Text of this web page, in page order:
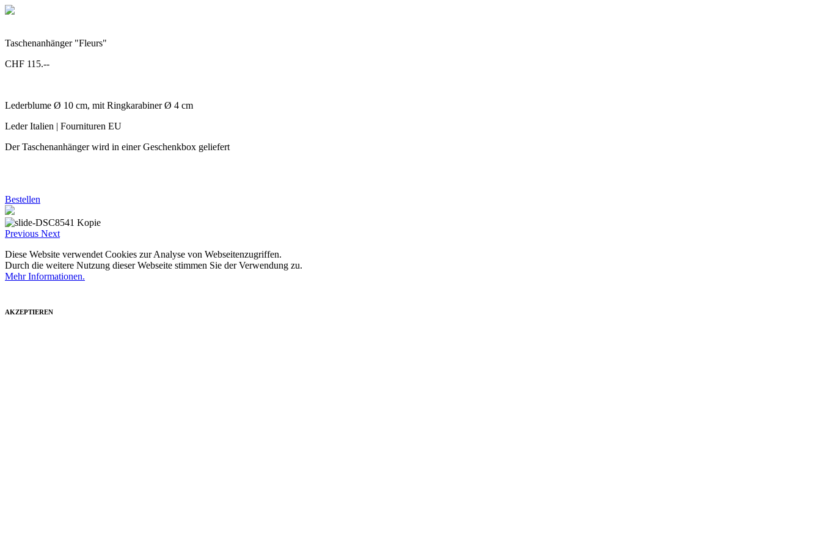
Taschenanhänger "Fleurs"
CHF 115.--
Lederblume Ø 10 cm, mit Ringkarabiner Ø 4 cm
Leder Italien | Fournituren EU
Der Taschenanhänger wird in einer Geschenkbox geliefert
Bestellen
Previous Next
Diese Website verwendet Cookies zur Analyse von Webseitenzugriffen.
Durch die weitere Nutzung dieser Webseite stimmen Sie der Verwendung zu.
Mehr Informationen.
AKZEPTIEREN